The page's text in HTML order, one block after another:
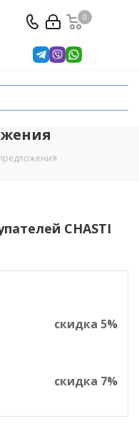
0
CHASTI
скидка 5%
скидка 7%